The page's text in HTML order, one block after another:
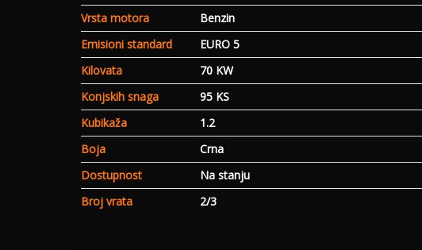
Vrsta motora
Benzin
Emisioni standard
EURO 5
Kilovata
70 KW
Konjskih snaga
95 KS
Kubikaža
1.2
Boja
Crna
Dostupnost
Na stanju
Broj vrata
2/3